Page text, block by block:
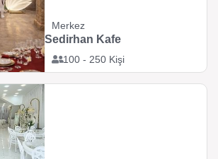
Merkez
100 - 250 Kişi
Sedirhan Kafe